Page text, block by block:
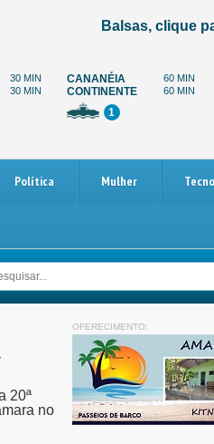
Balsas, clique
30 MIN
30 MIN
CANANÉIA 60 MIN
CONTINENTE 60 MIN
1
Política Mulher
arrastada por carro
20ª
no
OFERECIMENTO: